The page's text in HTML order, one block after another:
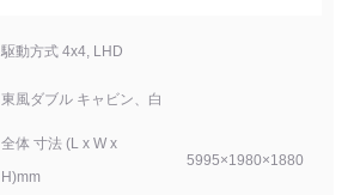
駆動方式 4x4, LHD
東風ダブル キャビン、白
全体 寸法 (L x W x
H)mm
5995×1980×1880